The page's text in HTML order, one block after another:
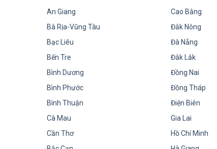
An Giang
Bà Rịa-Vũng Tàu
Bạc Liêu
Bến Tre
Bình Dương
Bình Phước
Bình Thuận
Cà Mau
Cần Thơ
Cao Bằng
Đắk Nông
Đà Nẵng
Đắk Lắk
Đồng Nai
Đồng Tháp
Điện Biên
Gia Lai
Hồ Chí Minh